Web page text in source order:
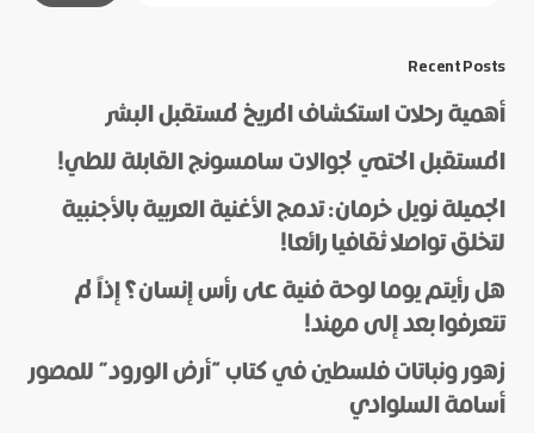
Name
*
E-mail
*
Recent Posts
أهمية رحلات استكشاف المريخ لمستقبل البشر
المستقبل الحتمي لجوالات سامسونج القابلة للطي!
الجميلة نويل خرمان: تدمج الأغنية العربية بالأجنبية
لتخلق تواصلا ثقافيا رائعا!
هل رأيتم يوما لوحة فنية على رأس إنسان؟ إذاً لم
تتعرفوا بعد إلى مهند!
زهور ونباتات فلسطين في كتاب “أرض الورود” للمصور
أسامة السلوادي